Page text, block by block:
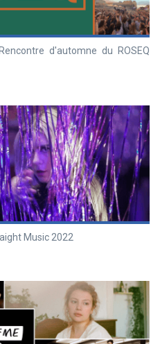
d'automne du ROSEQ
Music 2022